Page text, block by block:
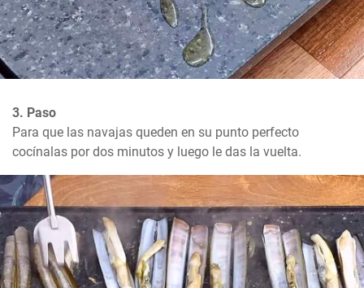
3. Paso
Para que las navajas queden en su punto perfecto
cocínalas por dos minutos y luego le das la vuelta.